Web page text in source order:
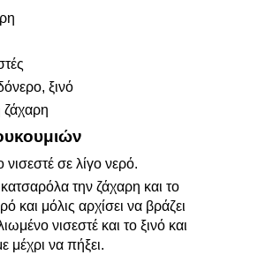
ξινό
ζάχαρη
νισεστέ σε λίγο νερό.
την ζάχαρη και το
και μόλις αρχίσει να βράζει
νισεστέ και το ξινό και
μέχρι να πήξει.